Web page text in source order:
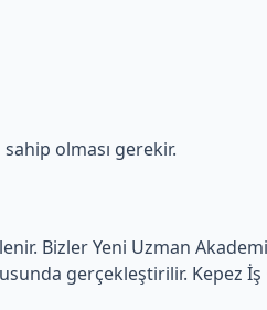
olması gerekir.
Bizler Yeni Uzman Akademi
gerçekleştirilir. Kepez